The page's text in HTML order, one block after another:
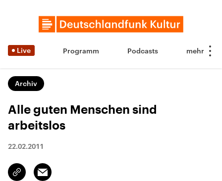
Live Programm Podcasts
Archiv
Alle guten Menschen sind
arbeitslos
22.02.2011
Link
kopieren/teilen
Email